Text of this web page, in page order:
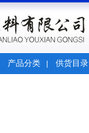
产品分类 供货目录